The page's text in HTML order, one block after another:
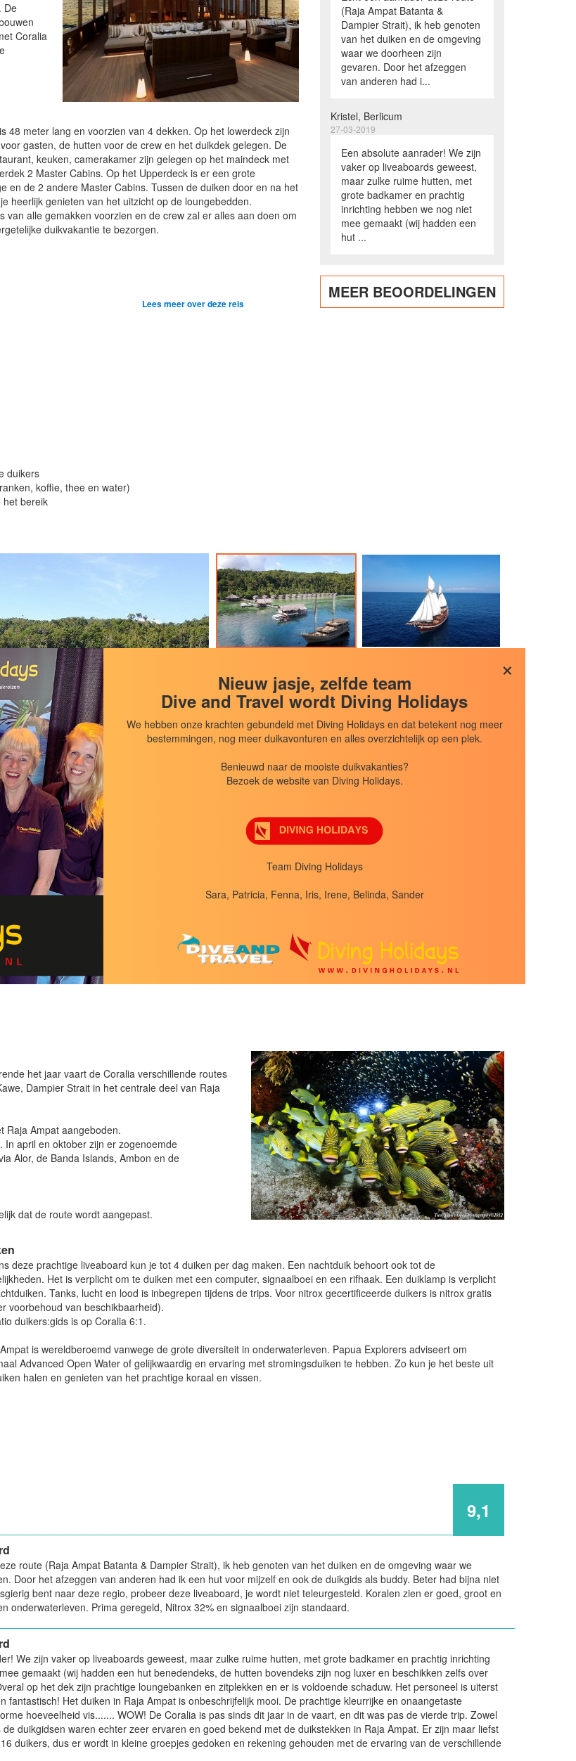
De
Coralia
48 meter lang en voorzien van 4 dekken. Op het lowerdeck zijn
gasten, de hutten voor de crew en het duikdek gelegen. De
keuken, camerakamer zijn gelegen op het maindeck met
2 Master Cabins. Op het Upperdeck is er een grote
en de 2 andere Master Cabins. Tussen de duiken door en na het
heerlijk genieten van het uitzicht op de loungebedden.
van alle gemakken voorzien en de crew zal er alles aan doen om
duikvakantie te bezorgen.
Lees meer over deze reis
(Raja Ampat Batanta &
Dampier Strait), ik heb genoten
van het duiken en de omgeving
waar we doorheen zijn
gevaren. Door het afzeggen
van anderen had i...
Kristel, Berlicum
27-03-2019
Een absolute aanrader! We zijn
vaker op liveaboards geweest,
maar zulke ruime hutten, met
grote badkamer en prachtig
inrichting hebben we nog niet
mee gemaakt (wij hadden een
hut ...
MEER BEOORDELINGEN
duikers
koffie, thee en water)
het bereik
HOLIDAYS
nog meer bestemmingen, nog meer duikavonturen en alles overzichtelijk op één plek. Benieuwd naar de
het jaar vaart de Coralia verschillende routes
Dampier Strait in het centrale deel van Raja
Raja Ampat aangeboden.
april en oktober zijn er zogenoemde
Alor, de Banda Islands, Ambon en de
dat de route wordt aangepast.
deze prachtige liveaboard kun je tot 4 duiken per dag maken. Een nachtduik behoort ook tot de
Het is verplicht om te duiken met een computer, signaalboei en een rifhaak. Een duiklamp is verplicht
Tanks, lucht en lood is inbegrepen tijdens de trips. Voor nitrox gecertificeerde duikers is nitrox gratis
voorbehoud van beschikbaarheid).
duikers:gids is op Coralia 6:1.
is wereldberoemd vanwege de grote diversiteit in onderwaterleven. Papua Explorers adviseert om
Advanced Open Water of gelijkwaardig en ervaring met stromingsduiken te hebben. Zo kun je het beste uit
halen en genieten van het prachtige koraal en vissen.
9,1
route (Raja Ampat Batanta & Dampier Strait), ik heb genoten van het duiken en de omgeving waar we
Door het afzeggen van anderen had ik een hut voor mijzelf en ook de duikgids als buddy. Beter had bijna niet
bent naar deze regio, probeer deze liveaboard, je wordt niet teleurgesteld. Koralen zien er goed, groot en
onderwaterleven. Prima geregeld, Nitrox 32% en signaalboei zijn standaard.
We zijn vaker op liveaboards geweest, maar zulke ruime hutten, met grote badkamer en prachtig inrichting
gemaakt (wij hadden een hut benedendeks, de hutten bovendeks zijn nog luxer en beschikken zelfs over
op het dek zijn prachtige loungebanken en zitplekken en er is voldoende schaduw. Het personeel is uiterst
fantastisch! Het duiken in Raja Ampat is onbeschrijfelijk mooi. De prachtige kleurrijke en onaangetaste
hoeveelheid vis....... WOW! De Coralia is pas sinds dit jaar in de vaart, en dit was pas de vierde trip. Zowel
duikgidsen waren echter zeer ervaren en goed bekend met de duikstekken in Raja Ampat. Er zijn maar liefst
duikers, dus er wordt in kleine groepjes gedoken en rekening gehouden met de ervaring van de verschillende
×
Nieuw jasje, zelfde team
Dive and Travel wordt Diving Holidays
We hebben onze krachten gebundeld met Diving Holidays en dat betekent nog meer
bestemmingen, nog meer duikavonturen en alles overzichtelijk op een plek.
Benieuwd naar de mooiste duikvakanties?
Bezoek de website van Diving Holidays.
Team Diving Holidays
Sara, Patricia, Fenna, Iris, Irene, Belinda, Sander